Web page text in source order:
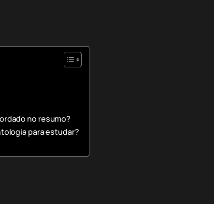
no resumo?
para estudar?